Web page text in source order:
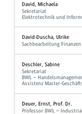
David, Michaela
Sekretariat
Elektrotechnik und
David-Duscha, Ulrike
Sachbearbeitung
Deschler, Sabine
Sekretariat
BWL –
Assistenz Master-
Deuer, Ernst, Prof. Dr.
Professor BWL –